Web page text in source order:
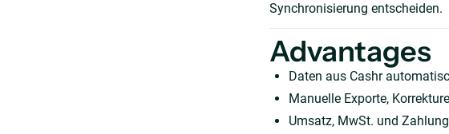
Synchronisierung entscheiden.
Advantages
Daten aus Cashr
Manuelle Exporte,
Umsatz, MwSt. und